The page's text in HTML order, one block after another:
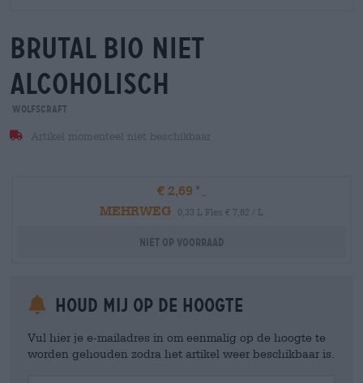
brutal bio niet
alcoholisch
Wolfscraft
Artikel momenteel niet beschikbaar
€ 2,69
MEHRWEG
0,33 L Fles € 7,82 / L
Niet op voorraad
Houd mij op de hoogte
Vul hier je e-mailadres in om eenmalig op de hoogte te
worden gehouden zodra het artikel weer beschikbaar is.